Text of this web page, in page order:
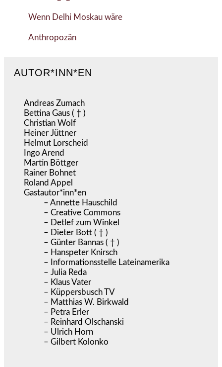
Wenn Delhi Moskau wäre
Anthropozän
AUTOR*INN*EN
Andreas Zumach
Bettina Gaus ( † )
Christian Wolf
Heiner Jüttner
Helmut Lorscheid
Ingo Arend
Martin Böttger
Rainer Bohnet
Roland Appel
Gastautor*inn*en
– Annette Hauschild
– Creative Commons
– Detlef zum Winkel
– Dieter Bott ( † )
– Günter Bannas ( † )
– Hanspeter Knirsch
– Informationsstelle Lateinamerika
– Julia Reda
– Klaus Vater
– Küppersbusch TV
– Matthias W. Birkwald
– Petra Erler
– Reinhard Olschanski
– Ulrich Horn
– Gilbert Kolonko